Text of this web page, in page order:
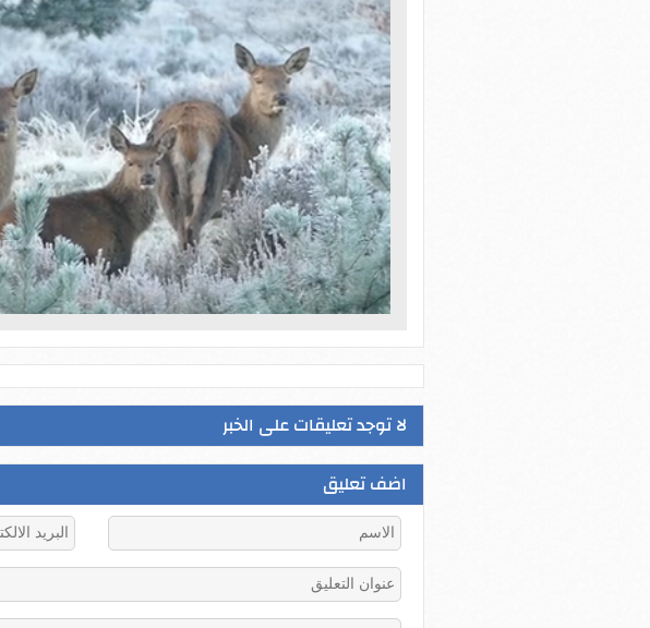
لا توجد تعليقات على الخبر
اضف تعليق